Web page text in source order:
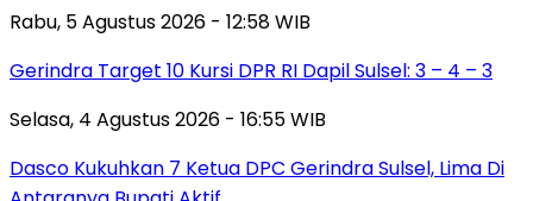
Rabu, 5 Agustus 2026 - 12:58 WIB
Gerindra Target 10 Kursi DPR RI Dapil Sulsel: 3 – 4 – 3
Selasa, 4 Agustus 2026 - 16:55 WIB
Dasco Kukuhkan 7 Ketua DPC Gerindra Sulsel, Lima Di